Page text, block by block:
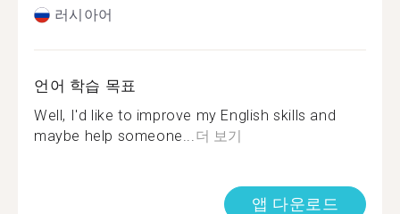
러시아어
언어 학습 목표
Well, I'd like to improve my English skills and
maybe help someone...더 보기
앱 다운로드